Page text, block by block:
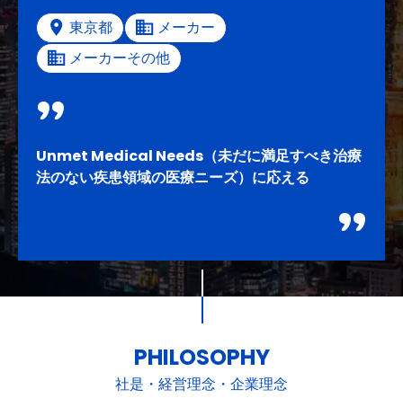
東京都
メーカー
メーカーその他
Unmet Medical Needs（未だに満足すべき治療
法のない疾患領域の医療ニーズ）に応える
PHILOSOPHY
社是・経営理念・企業理念